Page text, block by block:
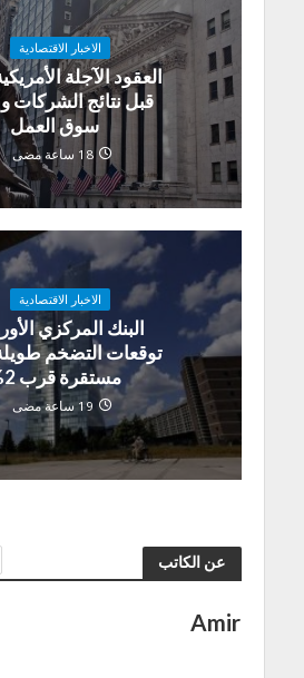
الاخبار الاقتصادية
العقود الآجلة
قبل نتائج الشركات
سوق العمل
18 ساعة مضى
الاخبار الاقتصادية
البنك المركزي
توقعات التضخم
مستقرة قرب 2%
19 ساعة مضى
عن الكاتب
Amir